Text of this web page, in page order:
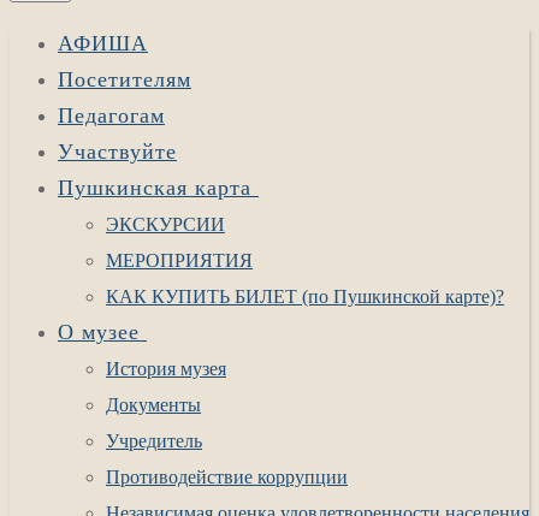
АФИША
Посетителям
Педагогам
Участвуйте
Пушкинская карта
ЭКСКУРСИИ
МЕРОПРИЯТИЯ
КАК КУПИТЬ БИЛЕТ (по Пушкинской карте)?
О музее
История музея
Документы
Учредитель
Противодействие коррупции